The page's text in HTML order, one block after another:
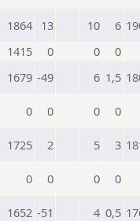
1864 13 10 6
1415 0 0
0
1679 -49 6 1,5
0 0 0 0
1725 2 5 3
0 0 0 0
1652 -51 4 0,5